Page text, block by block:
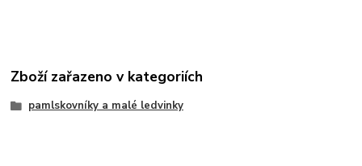
Zboží zařazeno v kategoriích
pamlskovníky a malé ledvinky